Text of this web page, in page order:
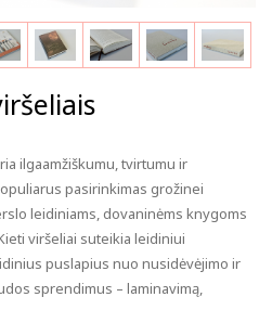
ilgaamžiškumu, tvirtumu ir
pasirinkimas grožinei
leidiniams, dovaninėms knygoms
viršeliai suteikia leidiniui
puslapius nuo nusidėvėjimo ir
sprendimus – laminavimą,